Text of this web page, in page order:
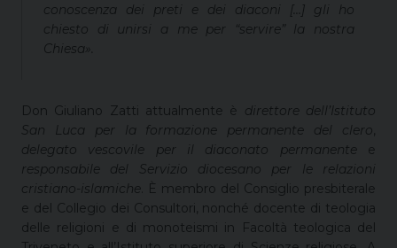
conoscenza dei preti e dei diaconi […] gli ho
chiesto di unirsi a me per “servire” la nostra
Chiesa».
Don Giuliano Zatti attualmente è direttore dell’Istituto
San Luca per la formazione permanente del clero
delegato vescovile per il diaconato permanentee
responsabile del Servizio diocesano per le relazioni
cristiano-islamiche . È membro del Consiglio presbiterale
e del Collegio dei Consultori, nonché docente di teologia
delle religioni e di monoteismi in Facoltà teologica del